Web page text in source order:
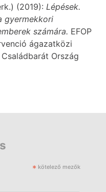
(2019): Lépések.
gyermekkori
számára. EFOP
ágazatközi
Ország
* kötelező mezők